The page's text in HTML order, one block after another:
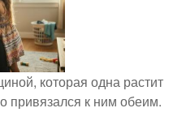
которая одна растит
привязался к ним обеим.